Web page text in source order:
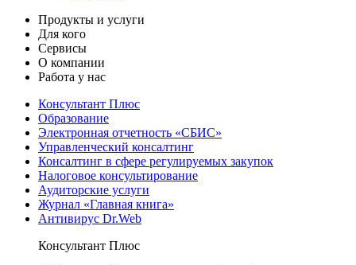
Продукты и услуги
Для кого
Сервисы
О компании
Работа у нас
Консультант Плюс
Образование
Электронная отчетность «СБИС»
Управленческий консалтинг
Консалтинг в сфере регулируемых закупок
Налоговое консультирование
Аудиторские услуги
Журнал «Главная книга»
Антивирус Dr.Web
Консультант Плюс